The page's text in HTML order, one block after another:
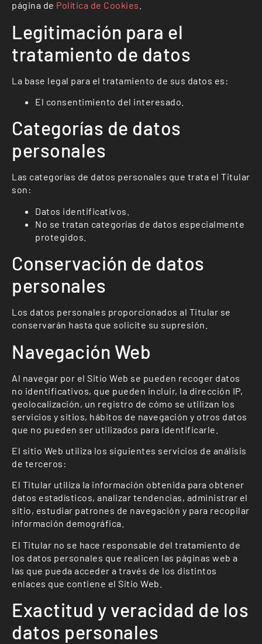
página de Política de Cookies
Legitimación para el
tratamiento de datos
La base legal para el tratamiento de sus datos es:
El consentimiento del interesado.
Categorías de datos
personales
Las categorías de datos personales que trata el Titular
son:
Datos identificativos.
No se tratan categorías de datos especialmente
protegidos.
Conservación de datos
personales
Los datos personales proporcionados al Titular se
conservarán hasta que solicite su supresión.
Navegación Web
Al navegar por el Sitio Web se pueden recoger datos
no identificativos, que pueden incluir, la dirección IP,
geolocalización, un registro de cómo se utilizan los
servicios y sitios, hábitos de navegación y otros datos
que no pueden ser utilizados para identificarle.
El sitio Web utiliza los siguientes servicios de análisis
de terceros:
El Titular utiliza la información obtenida para obtener
datos estadísticos, analizar tendencias, administrar el
sitio, estudiar patrones de navegación y para recopilar
información demográfica.
El Titular no se hace responsable del tratamiento de
los datos personales que realicen las páginas web a
las que pueda acceder a través de los distintos
enlaces que contiene el Sitio Web.
Exactitud y veracidad de los
datos personales